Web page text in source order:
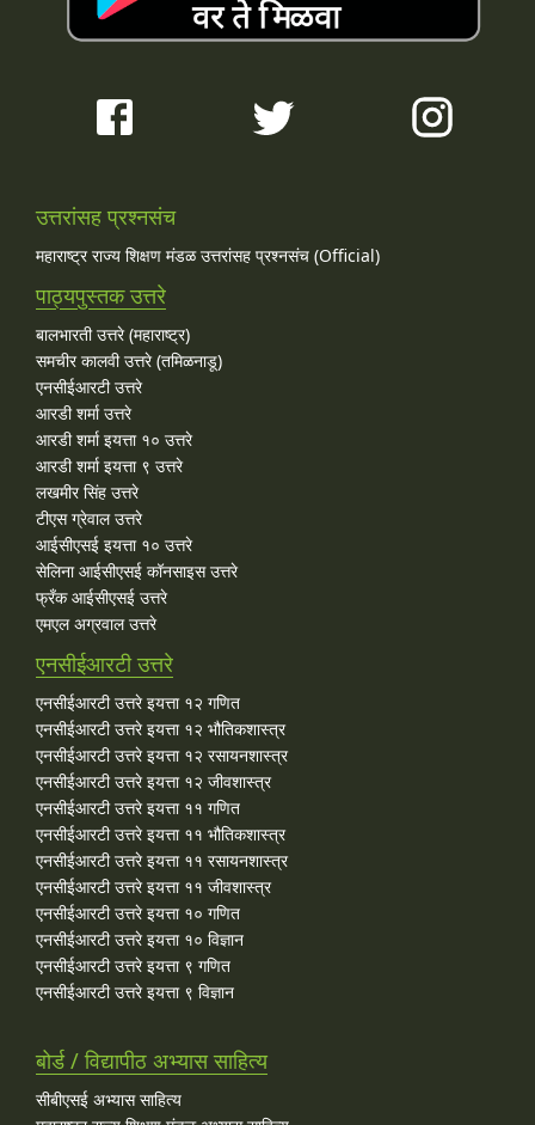
उत्तरांसह प्रश्नसंच
महाराष्ट्र राज्य शिक्षण मंडळ उत्तरांसह प्रश्नसंच (Official)
पाठ्यपुस्तक उत्तरे
बालभारती उत्तरे (महाराष्ट्र)
समचीर कालवी उत्तरे (तमिळनाडू)
एनसीईआरटी उत्तरे
आरडी शर्मा उत्तरे
आरडी शर्मा इयत्ता १० उत्तरे
आरडी शर्मा इयत्ता ९ उत्तरे
लखमीर सिंह उत्तरे
टीएस ग्रेवाल उत्तरे
आईसीएसई इयत्ता १० उत्तरे
सेलिना आईसीएसई कॉनसाइस उत्तरे
फ्रँक आईसीएसई उत्तरे
एमएल अग्रवाल उत्तरे
एनसीईआरटी उत्तरे
एनसीईआरटी उत्तरे इयत्ता १२ गणित
एनसीईआरटी उत्तरे इयत्ता १२ भौतिकशास्त्र
एनसीईआरटी उत्तरे इयत्ता १२ रसायनशास्त्र
एनसीईआरटी उत्तरे इयत्ता १२ जीवशास्त्र
एनसीईआरटी उत्तरे इयत्ता ११ गणित
एनसीईआरटी उत्तरे इयत्ता ११ भौतिकशास्त्र
एनसीईआरटी उत्तरे इयत्ता ११ रसायनशास्त्र
एनसीईआरटी उत्तरे इयत्ता ११ जीवशास्त्र
एनसीईआरटी उत्तरे इयत्ता १० गणित
एनसीईआरटी उत्तरे इयत्ता १० विज्ञान
एनसीईआरटी उत्तरे इयत्ता ९ गणित
एनसीईआरटी उत्तरे इयत्ता ९ विज्ञान
बोर्ड / विद्यापीठ अभ्यास साहित्य
सीबीएसई अभ्यास साहित्य